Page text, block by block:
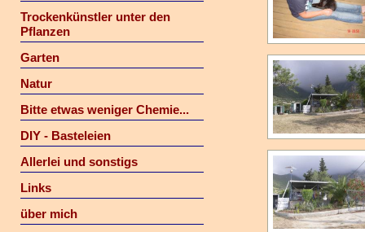
Trockenkünstler unter den
Pflanzen
Garten
Natur
Bitte etwas weniger Chemie...
DIY - Basteleien
Allerlei und sonstigs
Links
über mich